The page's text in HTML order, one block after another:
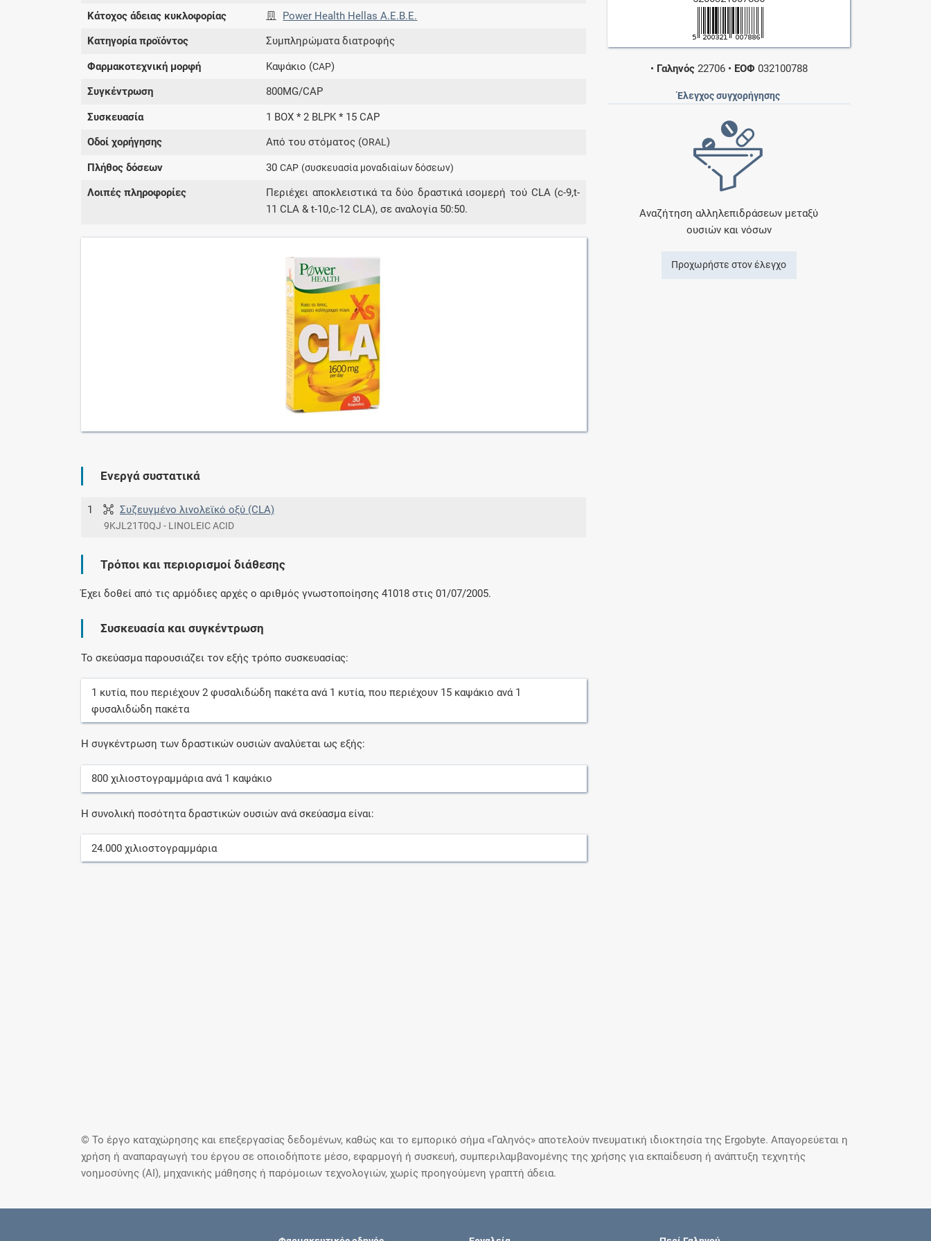
Μάθετε περισσότερα για τα οφέλη και τις
Ενδείξεις και αγωγές
Βρείτε θεραπευτικές ενδείξεις και αγωγές για
Μοιραζόμαστε μαζί σας γεγονότα της
πορείας του Galinos.gr από το 2011 μέχρι
Κάτοχος άδειας κυκλοφορίας Power Health Hellas Α.Ε.Β.Ε.
Κατηγορία προϊόντος Συμπληρώματα διατροφής
Φαρμακοτεχνική μορφή Καψάκιο (CAP)
Συγκέντρωση 800MG/CAP
Συσκευασία 1 BOX * 2 BLPK * 15 CAP
Οδοί χορήγησης Από του στόματος (ORAL)
Πλήθος δόσεων 30CAP (συσκευασία μοναδιαίων δόσεων)
Λοιπές πληροφορίες
Περιέχει αποκλειστικά τα δύο δραστικά ισομερή τού CLA (c-9,t-
11 CLA & t-10,c-12 CLA), σε αναλογία 50:50.
• Γαληνός22706 • ΕΟΦ 032100788
Έλεγχος συγχορήγησης
Αναζήτηση αλληλεπιδράσεων μεταξύ
ουσιών και νόσων
Προχωρήστε στον έλεγχο
Ενεργά συστατικά
1 Συζευγμένο λινολεϊκό οξύ (CLA)
9KJL21T0QJ - LINOLEIC ACID
Τρόποι και περιορισμοί διάθεσης
Έχει δοθεί από τις αρμόδιες αρχές ο αριθμός γνωστοποίησης 41018 στις 01/07/2005.
Συσκευασία και συγκέντρωση
Το σκεύασμα παρουσιάζει τον εξής τρόπο συσκευασίας:
1 κυτία, που περιέχουν2 φυσαλιδώδη πακέταανά 1 κυτία, που περιέχουν 15 καψάκιο ανά 1
φυσαλιδώδη πακέτα
Η συγκέντρωση των δραστικών ουσιών αναλύεται ως εξής:
800 χιλιοστογραμμάριαανά 1 καψάκιο
Η συνολική ποσότητα δραστικών ουσιών ανά σκεύασμα είναι:
24.000 χιλιοστογραμμάρια
© Το έργο καταχώρησης και επεξεργασίας δεδομένων, καθώς και το εμπορικό σήμα «Γαληνός» αποτελούν πνευματική ιδιοκτησία της Ergobyte. Απαγορεύεται η
χρήση ή αναπαραγωγή του έργου σε οποιοδήποτε μέσο, εφαρμογή ή συσκευή, συμπεριλαμβανομένης της χρήσης για εκπαίδευση ή ανάπτυξη τεχνητής
νοημοσύνης (AI), μηχανικής μάθησης ή παρόμοιων τεχνολογιών, χωρίς προηγούμενη γραπτή άδεια.